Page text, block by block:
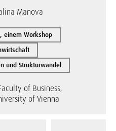
Manova
einem Workshop
und Strukturwandel
of Business,
of Vienna